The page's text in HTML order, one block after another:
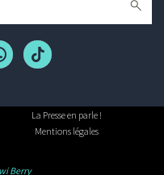
La Presse en parle !
Mentions légales
Berry